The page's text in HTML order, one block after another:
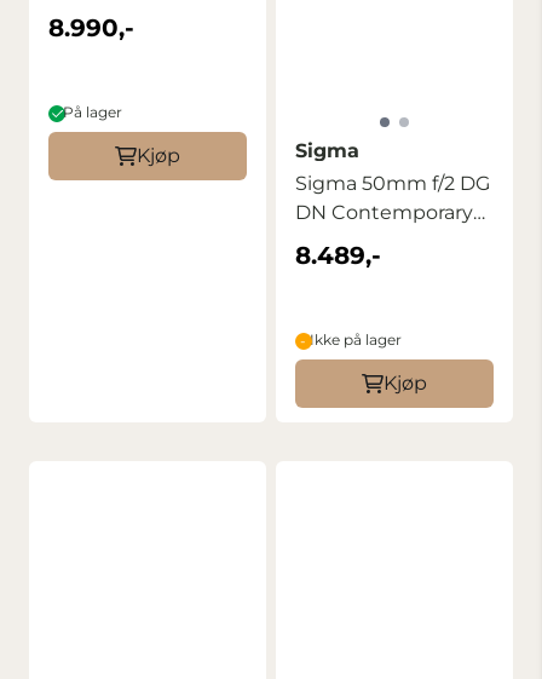
E/FE
8.990,-
På lager
Kjøp
Sigma
Sigma 50mm f/2 DG
DN Contemporary
for Sony FE
8.489,-
Ikke på lager
Kjøp